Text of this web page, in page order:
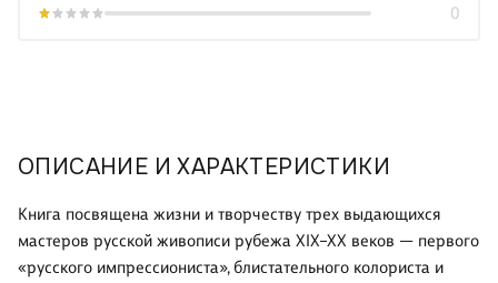
ОПИСАНИЕ И ХАРАКТЕРИСТИКИ
Книга посвящена жизни и творчеству трех выдающихся
мастеров русской живописи рубежа XIX–XX веков — первого
«русского импрессиониста», блистательного колориста и
0